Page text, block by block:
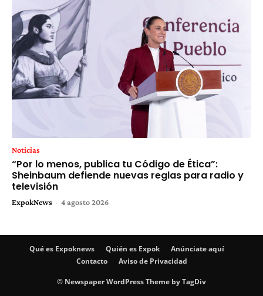
Noticias
“Por lo menos, publica tu Código de Ética”:
Sheinbaum defiende nuevas reglas para radio y
televisión
ExpokNews - 4 agosto 2026
Qué es Expoknews Quién es Expok
Anúnciate aquí
Contacto
Aviso de Privacidad
© Newspaper WordPress Theme by TagDiv